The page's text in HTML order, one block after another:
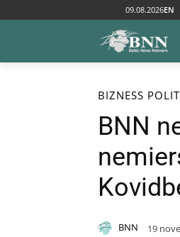
09.08.2026EN
Sākums Bizness
BIZNESS
BNN
BNN 19